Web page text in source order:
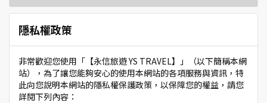
隱私權政策
非常歡迎您使用「【永信旅遊 YS TRAVEL】」（以下簡稱本網
站），為了讓您能夠安心的使用本網站的各項服務與資訊，特
此向您說明本網站的隱私權保護政策，以保障您的權益，請您
詳閱下列內容：